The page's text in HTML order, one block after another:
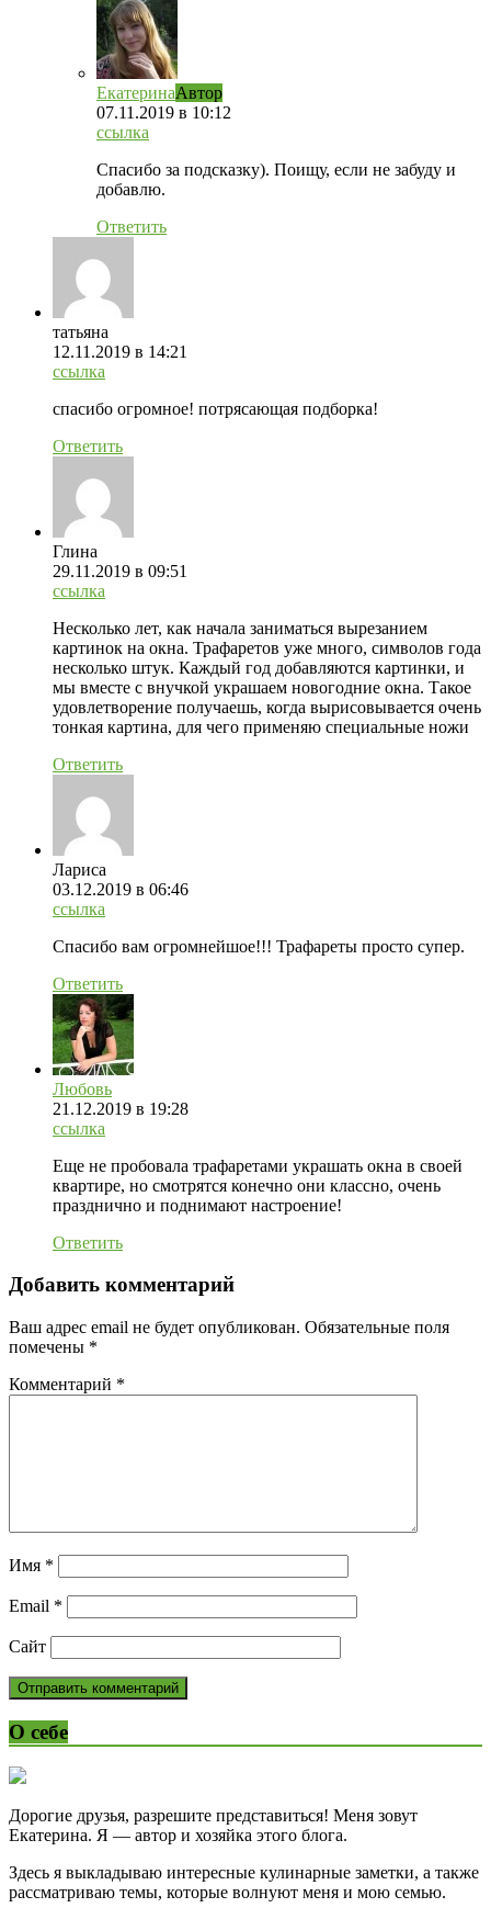
ЕкатеринаАвтор
07.11.2019 в 10:12
ссылка
Спасибо за подсказку). Поищу, если не забуду и
добавлю.
Ответить
татьяна
12.11.2019 в 14:21
ссылка
спасибо огромное! потрясающая подборка!
Ответить
Глина
29.11.2019 в 09:51
ссылка
Несколько лет, как начала заниматься вырезанием
картинок на окна. Трафаретов уже много, символов года
несколько штук. Каждый год добавляются картинки, и
мы вместе с внучкой украшаем новогодние окна. Такое
удовлетворение получаешь, когда вырисовывается очень
тонкая картина, для чего применяю специальные ножи
Ответить
Лариса
03.12.2019 в 06:46
ссылка
Спасибо вам огромнейшое!!! Трафареты просто супер.
Ответить
Любовь
21.12.2019 в 19:28
ссылка
Еще не пробовала трафаретами украшать окна в своей
квартире, но смотрятся конечно они классно, очень
празднично и поднимают настроение!
Ответить
Добавить комментарий
Ваш адрес email не будет опубликован. Обязательные поля
помечены *
Комментарий *
Имя *
Email *
Сайт
О себе
Дорогие друзья, разрешите представиться! Меня зовут
Екатерина. Я — автор и хозяйка этого блога.
Здесь я выкладываю интересные кулинарные заметки, а также
рассматриваю темы, которые волнуют меня и мою семью.